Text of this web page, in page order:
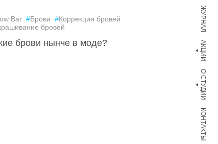
ЖУРНАЛ
АКЦИИ
О СТУДИИ
КОНТАКТЫ
Bar #Брови #Коррекция бровей
бровей
брови нынче в моде?